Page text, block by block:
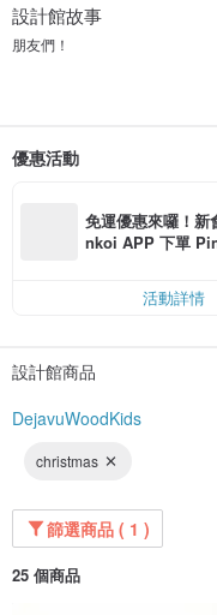
設計館故事
朋友們！
兒子出生後，我開始做木頭工
前，我已經喜歡婚紗攝影好幾
我真的很喜歡我所做的。我對自
優惠活動
免運優惠來囉！新
nkoi APP 下單
活動詳情
設計館商品
DejavuWoodKids
christmas
篩選商品 ( 1 )
25 個商品